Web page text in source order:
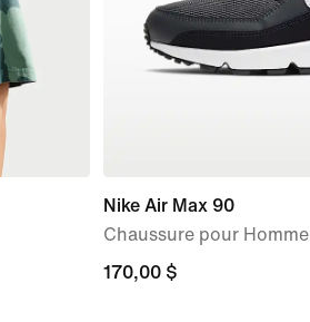
Nike Air Max 90
Chaussure pour Homme
170,00 $
170,00 $